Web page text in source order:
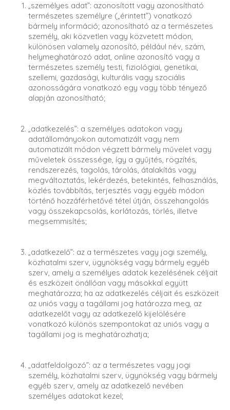
„személyes adat”: azonosított vagy azonosítható
természetes személyre („érintett”) vonatkozó
bármely információ; azonosítható az a természetes
személy, aki közvetlen vagy közvetett módon,
különösen valamely azonosító, például név, szám,
helymeghatározó adat, online azonosító vagy a
természetes személy testi, fiziológiai, genetikai,
szellemi, gazdasági, kulturális vagy szociális
azonosságára vonatkozó egy vagy több tényező
alapján azonosítható;
„adatkezelés”: a személyes adatokon vagy
adatállományokon automatizált vagy nem
automatizált módon végzett bármely művelet vagy
műveletek összessége, így a gyűjtés, rögzítés,
rendszerezés, tagolás, tárolás, átalakítás vagy
megváltoztatás, lekérdezés, betekintés, felhasználás,
közlés továbbítás, terjesztés vagy egyéb módon
történő hozzáférhetővé tétel útján, összehangolás
vagy összekapcsolás, korlátozás, törlés, illetve
megsemmisítés;
„adatkezelő”: az a természetes vagy jogi személy,
közhatalmi szerv, ügynökség vagy bármely egyéb
szerv, amely a személyes adatok kezelésének céljait
és eszközeit önállóan vagy másokkal együtt
meghatározza; ha az adatkezelés céljait és eszközeit
az uniós vagy a tagállami jog határozza meg, az
adatkezelőt vagy az adatkezelő kijelölésére
vonatkozó különös szempontokat az uniós vagy a
tagállami jog is meghatározhatja;
„adatfeldolgozó”: az a természetes vagy jogi
személy, közhatalmi szerv, ügynökség vagy bármely
egyéb szerv, amely az adatkezelő nevében
személyes adatokat kezel;